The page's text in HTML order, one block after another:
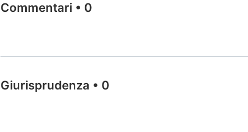
Commentari • 0
Giurisprudenza • 0